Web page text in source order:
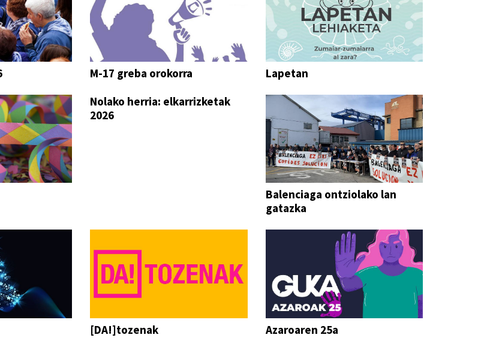
M-17 greba orokorra Lapetan
Nolako herria: elkarrizketak
2026
Balenciaga ontziolako lan
gatazka
[DA!]tozenak Azaroaren 25a